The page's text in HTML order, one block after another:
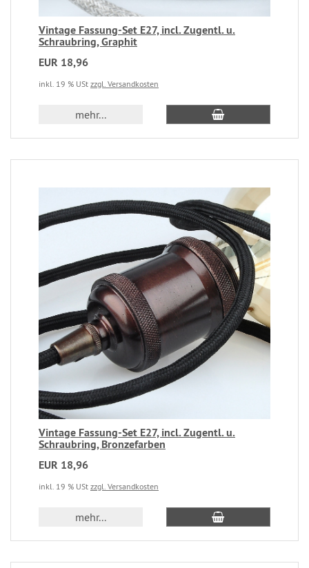
Vintage Fassung-Set E27, incl. Zugentl. u.
Schraubring, Graphit
EUR 18,96
inkl. 19 % USt zzgl. Versandkosten
mehr...
Vintage Fassung-Set E27, incl. Zugentl. u.
Schraubring, Bronzefarben
EUR 18,96
inkl. 19 % USt zzgl. Versandkosten
mehr...